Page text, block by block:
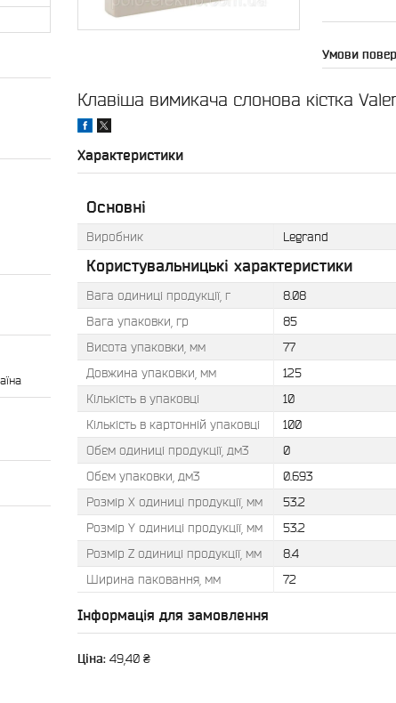
Клавіша вимикача слонова кістка
Характеристики
Основні
Виробник Legrand
Користувальницькі характеристики
Вага одиниці продукції, г
8.08
Вага упаковки, гр
85
Висота упаковки, мм
77
Довжина упаковки, мм
125
Кількість в упаковці
10
Кількість в картонній упаковці
100
Обєм одиниці продукції, дм3
0
Обєм упаковки, дм3
0.693
Розмір X одиниці продукції, мм
53.2
Розмір Y одиниці продукції, мм
53.2
Розмір Z одиниці продукції, мм
8.4
Ширина паковання, мм
72
Інформація для замовлення
Ціна: 49,40 ₴